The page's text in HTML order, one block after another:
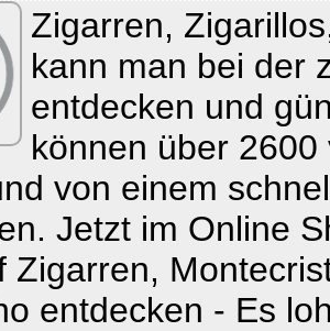
Zigarren,
kann man bei der
entdecken und
können über
von einem
Jetzt im Online
Zigarren,
entdecken - Es